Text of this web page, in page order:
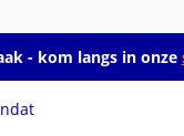
- kom langs in onze